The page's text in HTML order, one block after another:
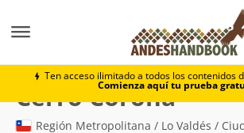
Ten acceso ilimitado a todos los contenidos
Comienza aquí tu prueba
Cerro Corona
Cerro Corona(4.112m)
Región Metropolitana / Lo Valdés /